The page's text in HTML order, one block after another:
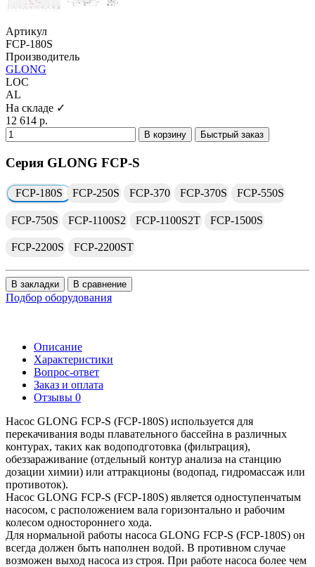
Артикул
FCP-180S
Производитель
GLONG
LOC
AL
На складе ✓
12 614 р.
В корзину Быстрый заказ
Серия GLONG FCP-S
FCP-180S FCP-250S FCP-370 FCP-370S FCP-550S
FCP-750S FCP-1100S2 FCP-1100S2T FCP-1500S
FCP-2200S FCP-2200ST
В закладки В сравнение
Подбор оборудования
Описание
Характеристики
Вопрос-ответ
Заказ и оплата
Отзывы 0
Насос GLONG FCP-S (FCP-180S) используется для
перекачивания воды плавательного бассейна в различных
контурах, таких как водоподготовка (фильтрация),
обеззараживание (отдельный контур анализа на станцию
дозации химии) или аттракционы (водопад, гидромассаж или
противоток).
Насос GLONG FCP-S (FCP-180S) является одноступенчатым
насосом, с расположением вала горизонтально и рабочим
колесом одностороннего хода.
Для нормальной работы насоса GLONG FCP-S (FCP-180S) он
всегда должен быть наполнен водой. В противном случае
возможен выход насоса из строя. При работе насоса более чем